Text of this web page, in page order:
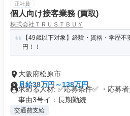
正社員
個人向け接客業務 (買取)
株式会社ＴＲＵＳＴＢＵＹ
【49歳以下対象】経験・資格・学歴
円！！
大阪府松原市
月給38万円～138万円
求める人材: ✅応募条件✅ ・応募
事由3号イ：長期勤続...
交通費支給